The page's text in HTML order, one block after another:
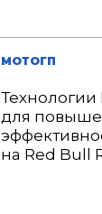
МОТОГП
для
на Red Bull